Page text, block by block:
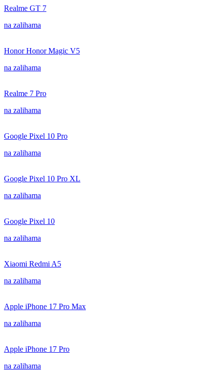
Realme GT 7
na zalihama
Honor Honor Magic V5
na zalihama
Realme 7 Pro
na zalihama
Google Pixel 10 Pro
na zalihama
Google Pixel 10 Pro XL
na zalihama
Google Pixel 10
na zalihama
Xiaomi Redmi A5
na zalihama
Apple iPhone 17 Pro Max
na zalihama
Apple iPhone 17 Pro
na zalihama